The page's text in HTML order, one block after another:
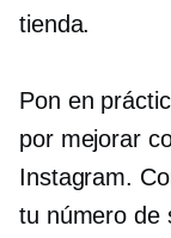
tienda.
Pon en
por mejorar
Instagram.
tu número de